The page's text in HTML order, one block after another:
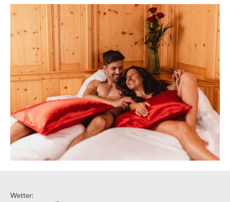
Wetter: